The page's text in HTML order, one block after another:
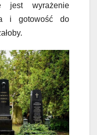
jest wyrażenie
i gotowość do